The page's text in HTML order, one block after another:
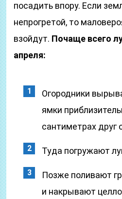
посадить впору. Если
непрогретой, то
взойдут. Почаще всего
апреля:
Огородники
ямки
сантиметрах друг
Туда погружают
Позже поливают
и накрывают